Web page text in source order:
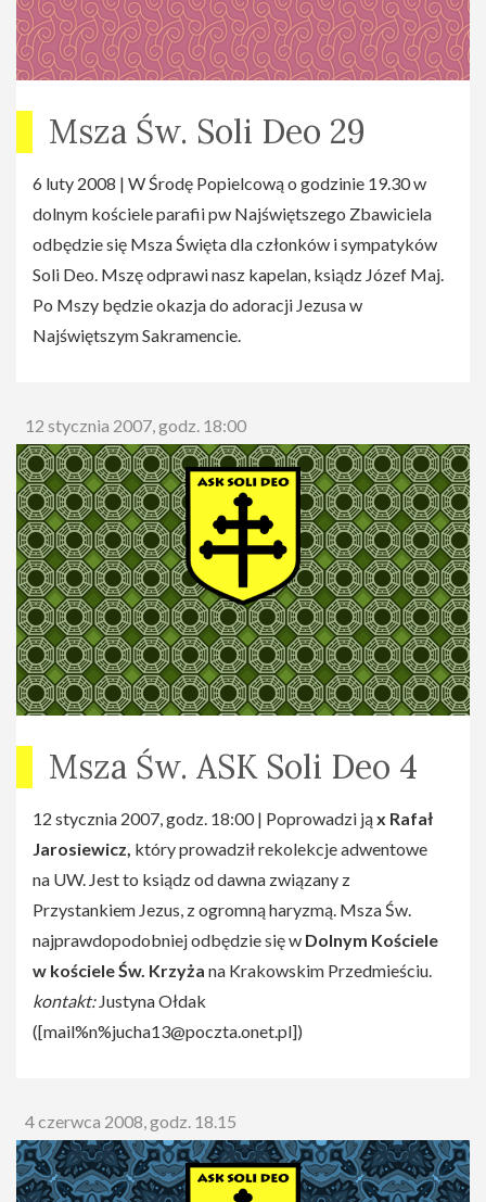
Msza Św. Soli Deo 29
6 luty 2008 | W Środę Popielcową o godzinie 19.30 w
dolnym kościele parafii pw Najświętszego Zbawiciela
odbędzie się Msza Święta dla członków i sympatyków
Soli Deo. Mszę odprawi nasz kapelan, ksiądz Józef Maj.
Po Mszy będzie okazja do adoracji Jezusa w
Najświętszym Sakramencie.
12 stycznia 2007, godz. 18:00
Msza Św. ASK Soli Deo 4
12 stycznia 2007, godz. 18:00 | Poprowadzi jąx Rafał
Jarosiewicz, który prowadził rekolekcje adwentowe
na UW. Jest to ksiądz od dawna związany z
Przystankiem Jezus, z ogromną haryzmą. Msza Św.
najprawdopodobniej odbędzie się w Dolnym Kościele
w kościele Św. Krzyża na Krakowskim Przedmieściu.
kontakt:Justyna Ołdak
([mail%n%jucha13@poczta.onet.pl])
4 czerwca 2008, godz. 18.15